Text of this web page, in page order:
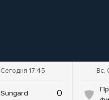
Сегодня 17:45
Sungard 0
Вс,